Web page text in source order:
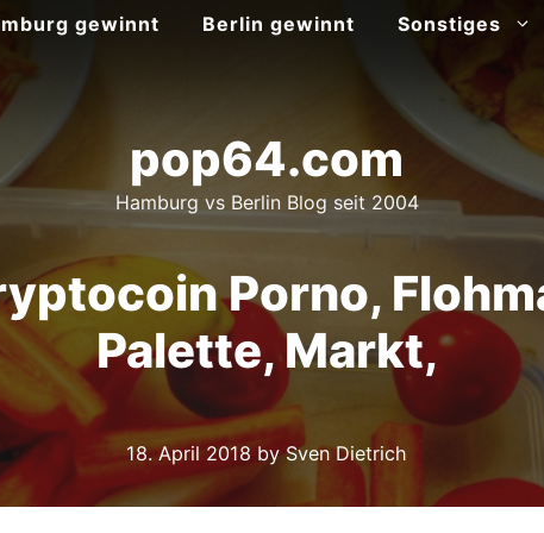
gewinnt Berlin gewinnt Sonstiges
pop64.com
Hamburg vs Berlin Blog seit 2004
Porno,
Palette, Markt,
18. April 2018 by Sven Dietrich